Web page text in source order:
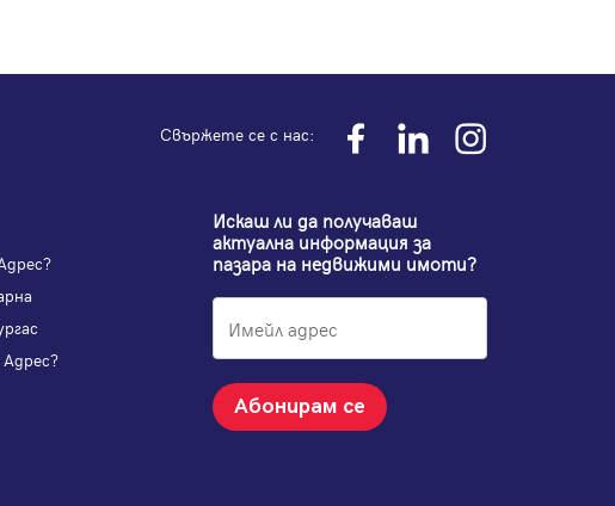
Свържете се с нас:
Искаш ли да получаваш
актуална информация за
пазара на недвижими имоти?
Абонирам се